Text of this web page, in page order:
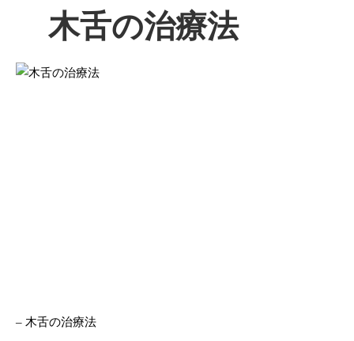
木舌の治療法
– 木舌の治療法